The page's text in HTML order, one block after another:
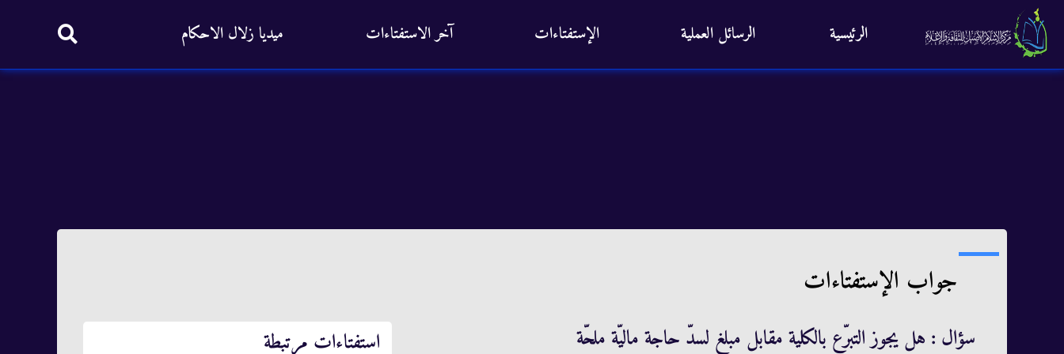
الرئيسية الرسائل العملية الإستفتاءات آخر الاستفتاءات ميديا زلال الاحكام
جواب الإستفتاءات
سؤال : هل يجوز التبرّع بالكلية مقابل مبلغ لسدّ حاجة ماليّة ملحّة استفتاءات مرتبطة